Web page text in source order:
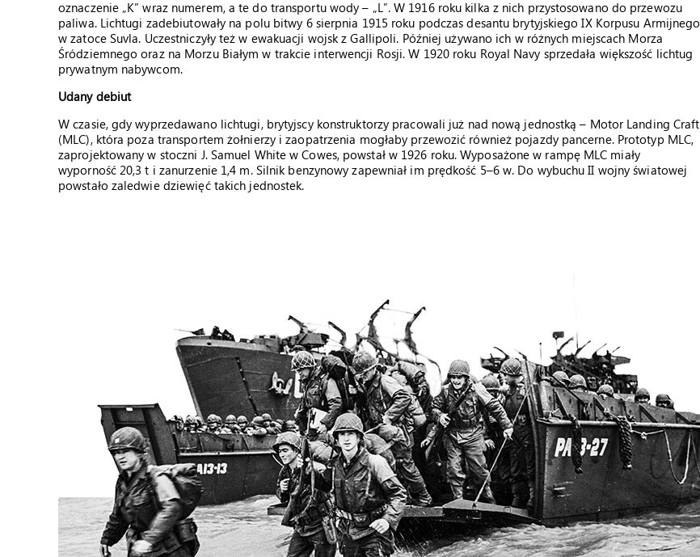
oznaczenie „K” wraz numerem, a te do transportu wody – „L”. W 1916 roku kilka z nich przystosowano do przewozu
paliwa. Lichtugi zadebiutowały na polu bitwy 6 sierpnia 1915 roku podczas desantu brytyjskiego IX Korpusu Armijnego
w zatoce Suvla. Uczestniczyły też w ewakuacji wojsk z Gallipoli. Później używano ich w różnych miejscach Morza
Śródziemnego oraz na Morzu Białym w trakcie interwencji Rosji. W 1920 roku Royal Navy sprzedała większość lichtug
prywatnym nabywcom.
Udany debiut
W czasie, gdy wyprzedawano lichtugi, brytyjscy konstruktorzy pracowali już nad nową jednostką – Motor Landing Craft
(MLC), która poza transportem żołnierzy i zaopatrzenia mogłaby przewozić również pojazdy pancerne. Prototyp MLC,
zaprojektowany w stoczni J. Samuel White w Cowes, powstał w 1926 roku. Wyposażone w rampę MLC miały
wyporność 20,3 t i zanurzenie 1,4 m. Silnik benzynowy zapewniał im prędkość 5–6 w. Do wybuchu II wojny światowej
powstało zaledwie dziewięć takich jednostek.